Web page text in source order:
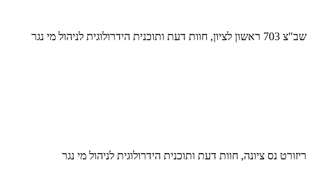
שב"צ 703 ראשון לציון, חוות דעת ותוכנית הידרולוגית לניהול מי נגר
ריזורט נס ציונה, חוות דעת ותוכנית הידרולוגית לניהול מי נגר